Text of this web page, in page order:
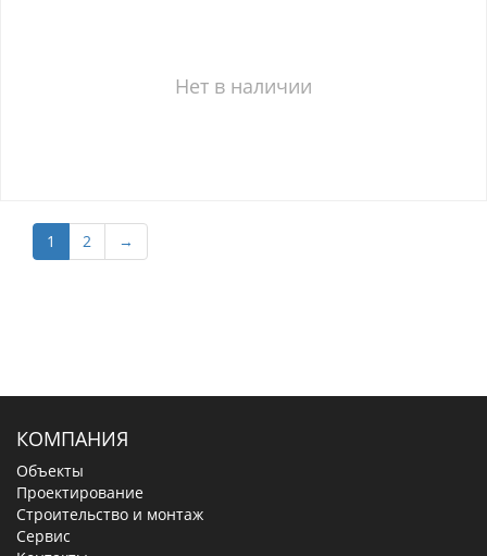
Нет в наличии
1 2 →
КОМПАНИЯ
Объекты
Проектирование
Строительство и монтаж
Сервис